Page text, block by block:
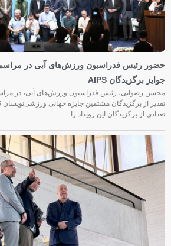
حضور رئیس فدراسیون ورزش‌های آبی در مراسم
جوایز برگزیدگان AIPS
محسن رضوانی، رئیس فدراسیون ورزش‌های آبی، در
تعدادی از برگزیدگان این رویداد را